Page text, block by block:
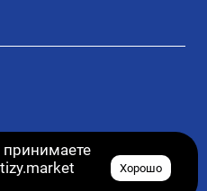
Хорошо